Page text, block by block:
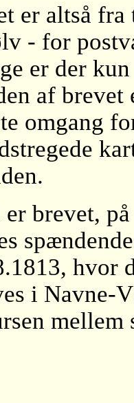
er altså fra
- for
er der
af brevet
omgang
er brevet,
hvor
i Navne-
mellem